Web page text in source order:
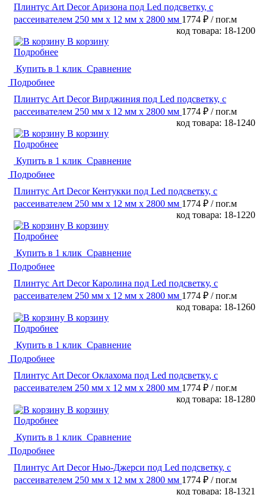
Плинтус Art Decor Аризона под Led подсветку, с
рассеивателем 250 мм х 12 мм х 2800 мм 1774 ₽ / пог.м
код товара: 18-1200
В корзину
Подробнее
Купить в 1 клик Сравнение
Подробнее
Плинтус Art Decor Вирджиния под Led подсветку, с
рассеивателем 250 мм х 12 мм х 2800 мм 1774 ₽ / пог.м
код товара: 18-1240
В корзину
Подробнее
Купить в 1 клик Сравнение
Подробнее
Плинтус Art Decor Кентукки под Led подсветку, с
рассеивателем 250 мм х 12 мм х 2800 мм 1774 ₽ / пог.м
код товара: 18-1220
В корзину
Подробнее
Купить в 1 клик Сравнение
Подробнее
Плинтус Art Decor Каролина под Led подсветку, с
рассеивателем 250 мм х 12 мм х 2800 мм 1774 ₽ / пог.м
код товара: 18-1260
В корзину
Подробнее
Купить в 1 клик Сравнение
Подробнее
Плинтус Art Decor Оклахома под Led подсветку, с
рассеивателем 250 мм х 12 мм х 2800 мм 1774 ₽ / пог.м
код товара: 18-1280
В корзину
Подробнее
Купить в 1 клик Сравнение
Подробнее
Плинтус Art Decor Нью-Джерси под Led подсветку, с
рассеивателем 250 мм х 12 мм х 2800 мм 1774 ₽ / пог.м
код товара: 18-1321